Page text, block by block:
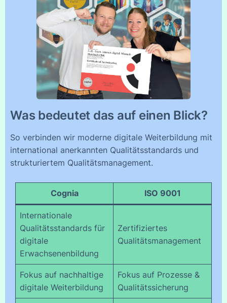
Was bedeutet das auf einen Blick?
So verbinden wir moderne digitale Weiterbildung mit
international anerkannten Qualitätsstandards und
strukturiertem Qualitätsmanagement.
Cognia ISO 9001
Internationale
Qualitätsstandards für
digitale
Erwachsenenbildung
Zertifiziertes
Qualitätsmanagement
Fokus auf nachhaltige
digitale Weiterbildung
Fokus auf Prozesse &
Qualitätssicherung